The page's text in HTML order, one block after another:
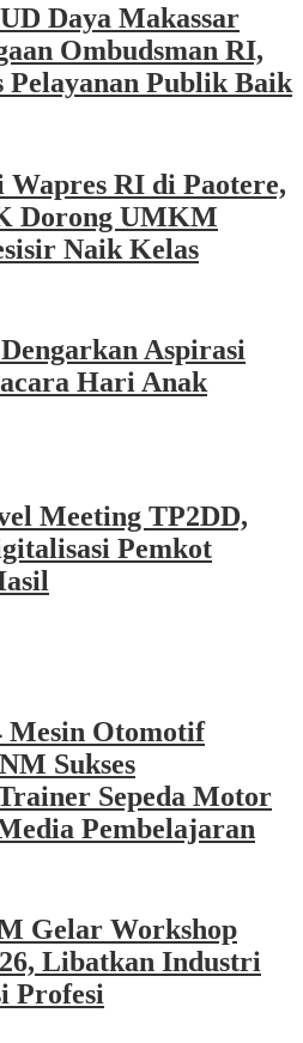
Daya Makassar
Ombudsman RI,
Publik Baik
RI di Paotere,
Dorong UMKM
Naik Kelas
Aspirasi
Hari Anak
Meeting TP2DD,
Pemkot
Mesin Otomotif
Sukses
Sepeda Motor
Pembelajaran
Gelar Workshop
Libatkan Industri
Profesi